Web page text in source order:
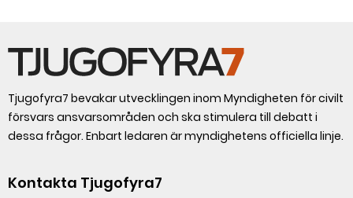
Tjugofyra7 bevakar utvecklingen inom Myndigheten för civilt
försvars ansvarsområden och ska stimulera till debatt i
dessa frågor. Enbart ledaren är myndighetens officiella linje.
Kontakta Tjugofyra7